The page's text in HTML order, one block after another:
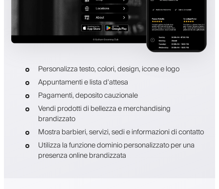
Personalizza testo, colori, design, icone e logo
Appuntamenti e lista d'attesa
Pagamenti, deposito cauzionale
Vendi prodotti di bellezza e merchandising
brandizzato
Mostra barbieri, servizi, sedi e informazioni di contatto
Utilizza la funzione dominio personalizzato per una
presenza online brandizzata